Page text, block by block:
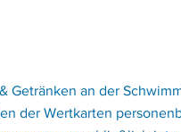
Getränken an der
der Wertkarten